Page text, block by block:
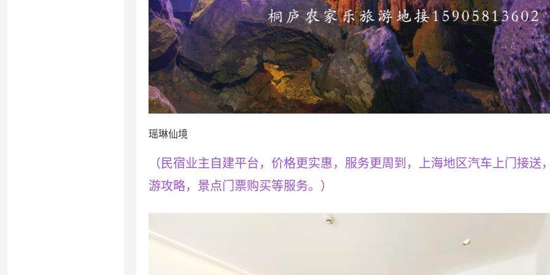
瑶琳仙境
（民宿业主自建平台，价格更实惠，服务更周到，上海地区汽车上门接送
游攻略，景点门票购买等服务。）